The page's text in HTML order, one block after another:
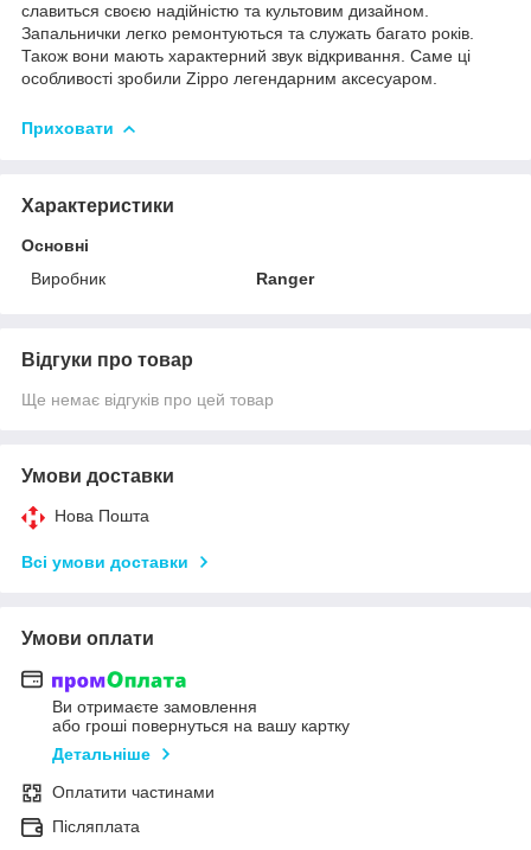
славиться своєю надійністю та культовим дизайном.
Запальнички легко ремонтуються та служать багато років.
Також вони мають характерний звук відкривання. Саме ці
особливості зробили Zippo легендарним аксесуаром.
Приховати
Характеристики
Основні
Виробник
Ranger
Відгуки про товар
Ще немає відгуків про цей товар
Умови доставки
Нова Пошта
Всі умови доставки
Умови оплати
Ви отримаєте замовлення
або гроші повернуться на вашу картку
Детальніше
Оплатити частинами
Післяплата